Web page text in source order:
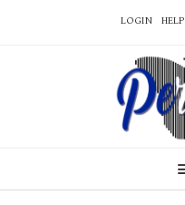
LOGIN HELP